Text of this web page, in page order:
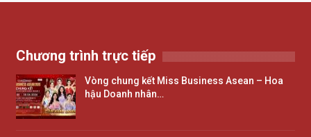
Chương trình trực tiếp
Vòng chung kết Miss Business Asean – Hoa
hậu Doanh nhân…